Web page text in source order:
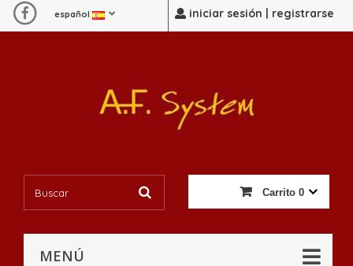
iniciar sesión | registrarse
español
Carrito 0
MENÚ